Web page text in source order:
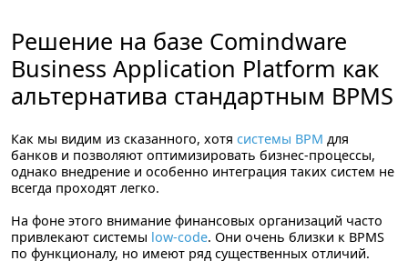
Решение на базе Comindware
Business Application Platform как
альтернатива стандартным BPMS
Как мы видим из сказанного, хотя системы BPM для
банков и позволяют оптимизировать бизнес-процессы,
однако внедрение и особенно интеграция таких систем не
всегда проходят легко.
На фоне этого внимание финансовых организаций часто
привлекают системы low-code. Они очень близки к BPMS
по функционалу, но имеют ряд существенных отличий.